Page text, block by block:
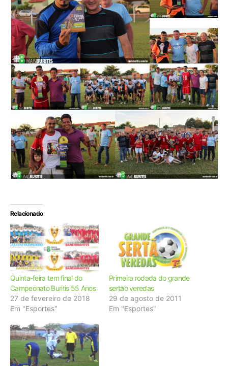
Relacionado
Quinta-feira tem final do
Campeonato Buritis 55 Anos
27 de fevereiro de 2018
Em "Esportes"
Primeira rodada do grande
sertão veredas
29 de agosto de 2011
Em "Esportes"